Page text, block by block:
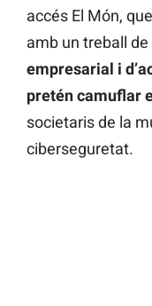
accés El Món,
amb un treball
empresarial i
pretén camuflar
societaris de la
ciberseguretat.